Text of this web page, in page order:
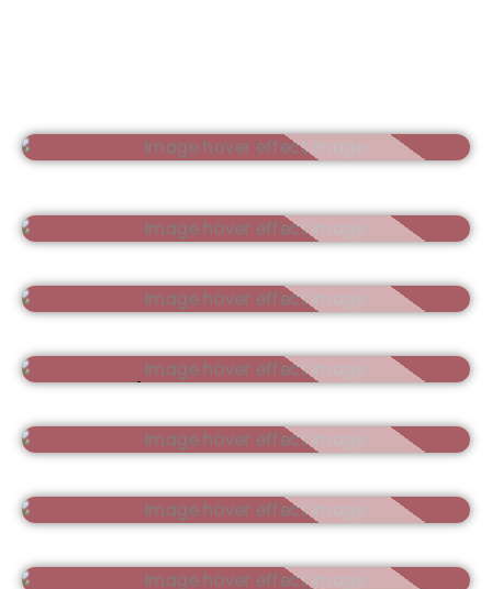
FIBER
MASTER PRO
MASTER
SOUFFLÉ
EXPERT
STARDUST